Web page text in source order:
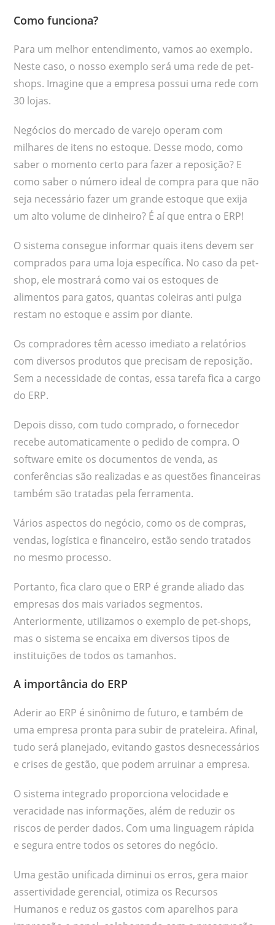
Como funciona?
Para um melhor entendimento, vamos ao exemplo.
Neste caso, o nosso exemplo será uma rede de pet-
shops. Imagine que a empresa possui uma rede com
30 lojas.
Negócios do mercado de varejo operam com
milhares de itens no estoque. Desse modo, como
saber o momento certo para fazer a reposição? E
como saber o número ideal de compra para que não
seja necessário fazer um grande estoque que exija
um alto volume de dinheiro? É aí que entra o ERP!
O sistema consegue informar quais itens devem ser
comprados para uma loja específica. No caso da pet-
shop, ele mostrará como vai os estoques de
alimentos para gatos, quantas coleiras anti pulga
restam no estoque e assim por diante.
Os compradores têm acesso imediato a relatórios
com diversos produtos que precisam de reposição.
Sem a necessidade de contas, essa tarefa fica a cargo
do ERP.
Depois disso, com tudo comprado, o fornecedor
recebe automaticamente o pedido de compra. O
software emite os documentos de venda, as
conferências são realizadas e as questões financeiras
também são tratadas pela ferramenta.
Vários aspectos do negócio, como os de compras,
vendas, logística e financeiro, estão sendo tratados
no mesmo processo.
Portanto, fica claro que o ERP é grande aliado das
empresas dos mais variados segmentos.
Anteriormente, utilizamos o exemplo de pet-shops,
mas o sistema se encaixa em diversos tipos de
instituições de todos os tamanhos.
A importância do ERP
Aderir ao ERP é sinônimo de futuro, e também de
uma empresa pronta para subir de prateleira. Afinal,
tudo será planejado, evitando gastos desnecessários
e crises de gestão, que podem arruinar a empresa.
O sistema integrado proporciona velocidade e
veracidade nas informações, além de reduzir os
riscos de perder dados. Com uma linguagem rápida
e segura entre todos os setores do negócio.
Uma gestão unificada diminui os erros, gera maior
assertividade gerencial, otimiza os Recursos
Humanos e reduz os gastos com aparelhos para